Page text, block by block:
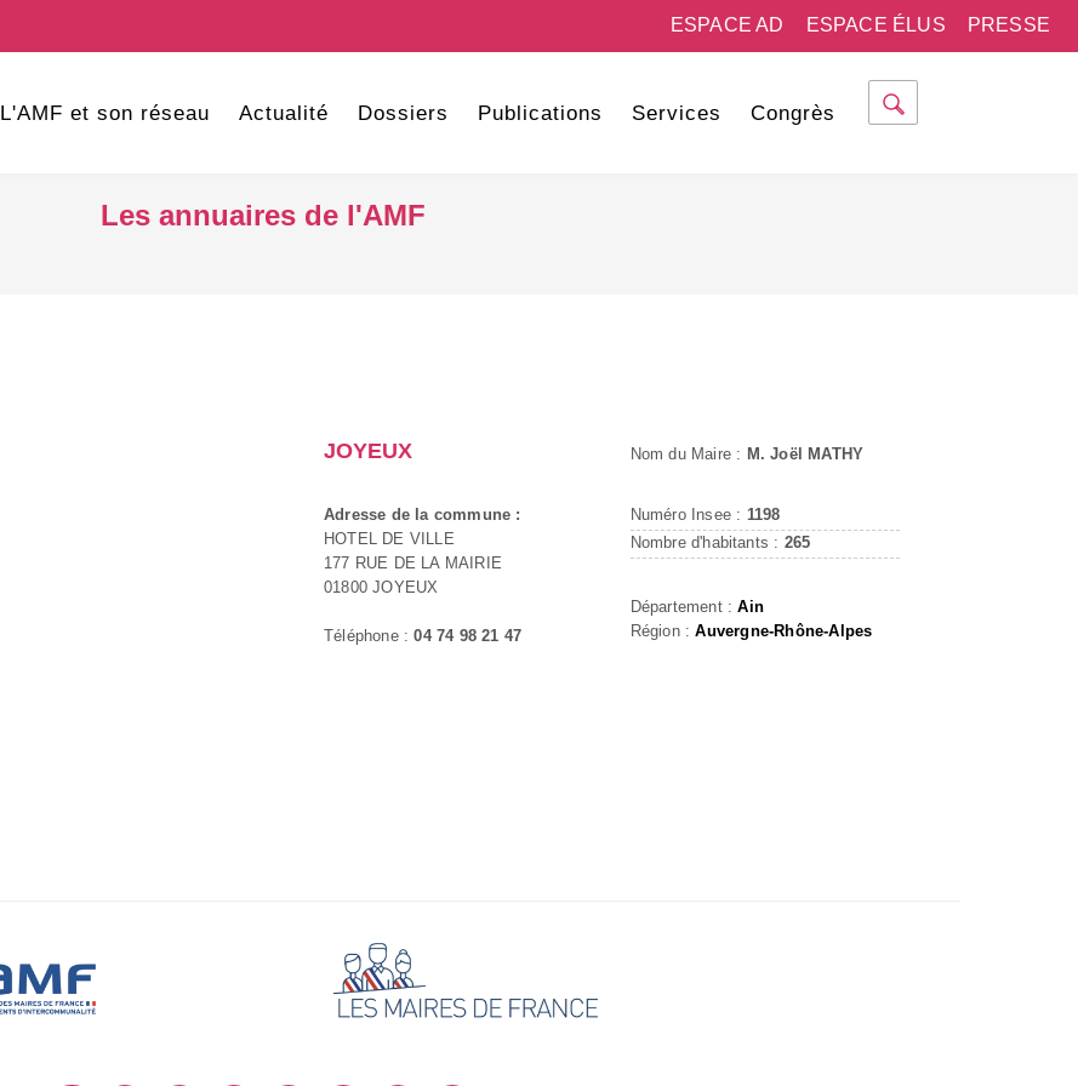
PRESSE
ESPACE ÉLUS
ESPACE AD
L'AMF et son réseau Actualité Dossiers Publications Services Congrès
Les annuaires de l'AMF
JOYEUX
Adresse de la commune :
HOTEL DE VILLE
177 RUE DE LA MAIRIE
01800 JOYEUX
Téléphone :04 74 98 21 47
Nom du Maire : M. Joël MATHY
Numéro Insee : 1198
Nombre d'habitants : 265
Département :Ain
Région :Auvergne-Rhône-Alpes